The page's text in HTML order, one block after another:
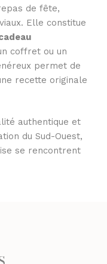
de fête,
Elle constitue
coffret ou un
permet de
recette originale
authentique et
du Sud-Ouest,
se rencontrent